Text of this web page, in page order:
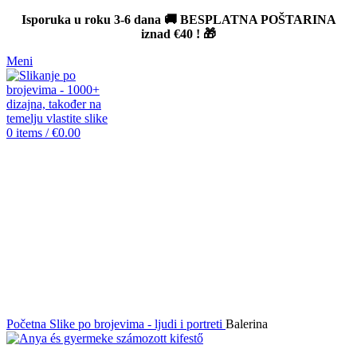
Isporuka u roku 3-6 dana 🚚 BESPLATNA POŠTARINA
iznad €40 ! 🎁
Meni
0 items / €0.00
Početna Slike po brojevima - ljudi i portreti Balerina